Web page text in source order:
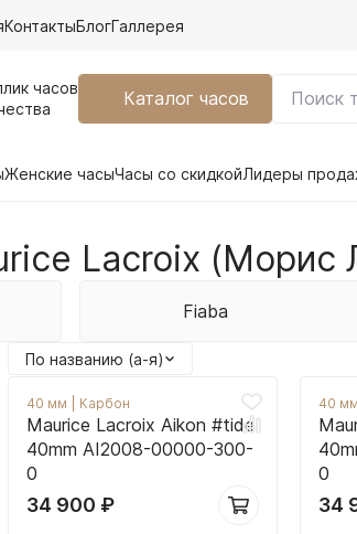
КонтактыБлогГаллерея
часов
Каталог часов
Женские часыЧасы со скидкойЛидеры
Lacroix (Морис
Fiaba
По названию (а-я)
40 мм Карбон
Maurice Lacroix Aikon #tide
40mm AI2008-00000-300-
0
34 900 ₽
40 мм
0
34